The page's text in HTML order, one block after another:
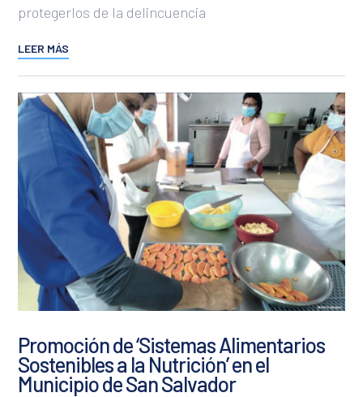
protegerlos de la delincuencia
LEER MÁS
Promoción de ‘Sistemas Alimentarios
Sostenibles a la Nutrición’ en el
Municipio de San Salvador